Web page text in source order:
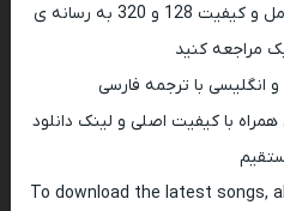
هیپ هاپ و اپرا همراه با متن کامل و کیفیت 128 و 320 به رسانه ی
مراجعه کنید
انگلیسی با ترجمه فارسی
با کیفیت اصلی و لینک دانلود
To download the latest songs,